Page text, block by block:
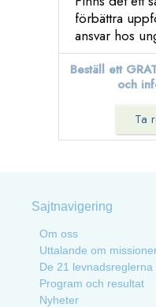
förbättra
ansvar hos
Beställ ett
och
Ta
Sajtnavigering
Om oss
Uttalande om
De 21 levnadsreglerna
Program och resultat
Nyheter